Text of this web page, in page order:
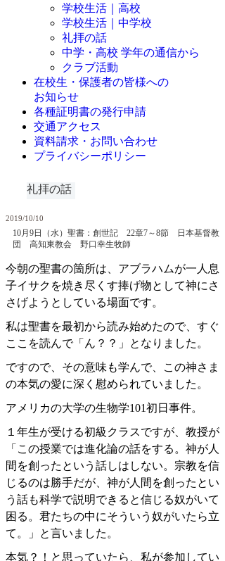
学校生活｜高校
学校生活｜中学校
礼拝の話
中学・高校 学年の通信から
クラブ活動
在校生・保護者の皆様への
お知らせ
各種証明書の発行申請
交通アクセス
資料請求・お問い合わせ
プライバシーポリシー
礼拝の話
2019/10/10
10月9日（水）聖書：創世記 22章7～8節 日本基督教
団 高知東教会 野口幸生牧師
今朝の聖書の箇所は、アブラハムが一人息
子イサクを焼き尽くす捧げ物として神にさ
さげようとしている場面です。
私は聖書を最初から読み始めたので、すぐ
ここを読んで「ん？？」となりました。
ですので、その意味も学んで、この神さま
の本気の愛に深く慰められていました。
アメリカの大学の生物学101初日事件。
１年生が受ける初級クラスですが、教授が
「この授業では進化論の話をする。神が人
間を創ったという話しはしない。宗教を信
じるのは勝手だが、神が人間を創ったとい
う話も科学で説明できると信じる奴がいて
困る。君たちの中にそういう奴がいたら立
て。」と言いました。
本気？！と思っていたら、私が参加してい